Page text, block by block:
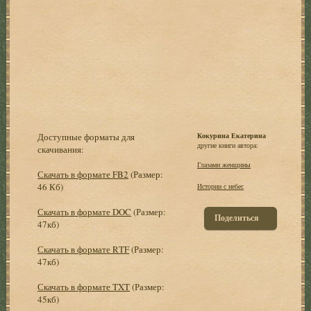
Доступные форматы для
скачивания:
Скачать в формате FB2 (Размер:
46 Кб)
Скачать в формате DOC (Размер:
47кб)
Скачать в формате RTF(Размер:
47кб)
Скачать в формате TXT(Размер:
45кб)
Кокурина Екатерина
другие книги автора:
Глазами женщины
Истории с небес
Поделиться